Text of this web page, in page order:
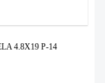
4.8X19 P-14